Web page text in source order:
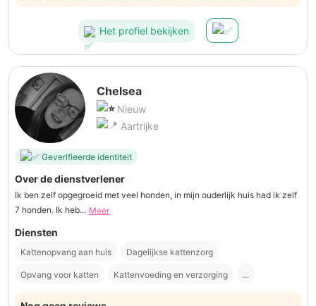
Het profiel bekijken
Chelsea
Nieuw
Aartrijke
Geverifieerde identiteit
Over de dienstverlener
Ik ben zelf opgegroeid met veel honden, in mijn ouderlijk huis had ik zelf
7 honden. Ik heb... Meer
Diensten
Kattenopvang aan huis Dagelijkse kattenzorg
Opvang voor katten Kattenvoeding en verzorging ...